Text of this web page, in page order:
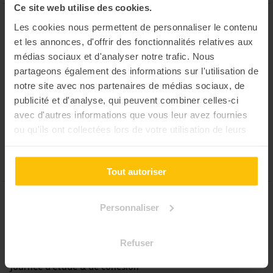
Ce site web utilise des cookies.
Les cookies nous permettent de personnaliser le contenu
et les annonces, d'offrir des fonctionnalités relatives aux
médias sociaux et d'analyser notre trafic. Nous
partageons également des informations sur l'utilisation de
notre site avec nos partenaires de médias sociaux, de
publicité et d'analyse, qui peuvent combiner celles-ci
avec d'autres informations que vous leur avez fournies
ou qu'ils ont collectées lors de votre utilisation de leurs
Tout autoriser
Personnaliser
Refuser
Ou faire un Team building?
Recevez une proposition sur-mesure dans votre ville
Team building Paris
Team building Lyon
Team building Marseille
Team building Toulouse
Team building Bordeaux
Team building Montpellier
Séminaires & soirées
Séminaire résidentiel de cohésion
Journée d’étude & de cohésion